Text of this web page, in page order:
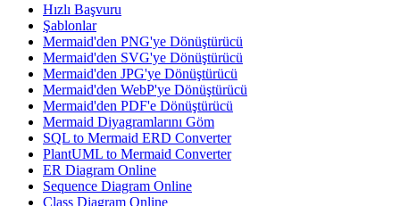
Hızlı Başvuru
Şablonlar
Mermaid'den PNG'ye Dönüştürücü
Mermaid'den SVG'ye Dönüştürücü
Mermaid'den JPG'ye Dönüştürücü
Mermaid'den WebP'ye Dönüştürücü
Mermaid'den PDF'e Dönüştürücü
Mermaid Diyagramlarını Göm
SQL to Mermaid ERD Converter
PlantUML to Mermaid Converter
ER Diagram Online
Sequence Diagram Online
Class Diagram Online